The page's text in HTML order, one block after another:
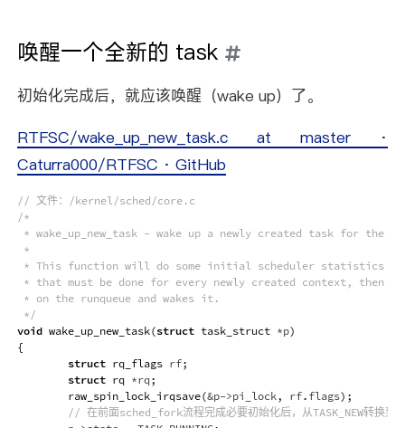
唤醒一个全新的 task
初始化完成后，就应该唤醒（wake up）了。
RTFSC/wake_up_new_task.c at master ·
Caturra000/RTFSC · GitHub
// 文件：/kernel/sched/core.c
/*
* wake_up_new_task - wake up a newly created task for the
*
* This function will do some initial scheduler statistics
* that must be done for every newly created context, then
* on the runqueue and wakes it.
*/
void wake_up_new_task(struct task_struct *p)
{
struct rq_flags rf;
struct rq *rq;
raw_spin_lock_irqsave(&p->pi_lock, rf. flags) ;
// 在前面sched_fork流程完成必要初始化后，从TASK_NEW转换到